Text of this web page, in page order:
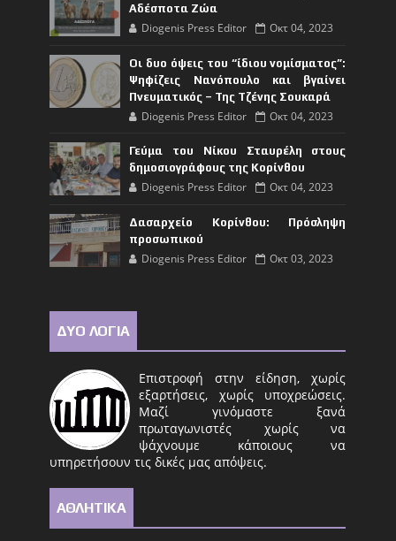
Αδέσποτα Ζώα
Diogenis Press Editor Οκτ 04, 2023
Οι δυο όψεις του “ίδιου νομίσματος”:
Ψηφίζεις Νανόπουλο και βγαίνει
Πνευματικός – Της Τζένης Σουκαρά
Diogenis Press Editor Οκτ 04, 2023
Γεύμα του Νίκου Σταυρέλη στους
δημοσιογράφους της Κορίνθου
Diogenis Press Editor Οκτ 04, 2023
Δασαρχείο Κορίνθου: Πρόσληψη
προσωπικού
Diogenis Press Editor Οκτ 03, 2023
ΔΥΟ ΛΟΓΙΑ
Επιστροφή στην είδηση, χωρίς
εξαρτήσεις, χωρίς υποχρεώσεις.
Μαζί γινόμαστε ξανά
πρωταγωνιστές χωρίς να
ψάχνουμε κάποιους να
υπηρετήσουν τις δικές μας απόψεις.
ΑΘΛΗΤΙΚΑ